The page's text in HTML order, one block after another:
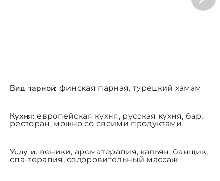
Вид парной: финская парная, турецкий хамам
Кухня: европейская кухня, русская кухня, бар,
ресторан, можно со своими продуктами
Услуги: веники, ароматерапия, кальян, банщик,
спа-терапия, оздоровительный массаж